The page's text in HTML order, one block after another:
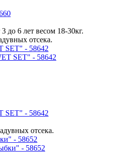
до 6 лет весом 18-30кг.
отсека.
SET" - 58642
SET" - 58642
отсека.
- 58652